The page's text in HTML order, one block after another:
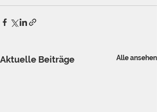
Aktuelle Beiträge Alle ansehen